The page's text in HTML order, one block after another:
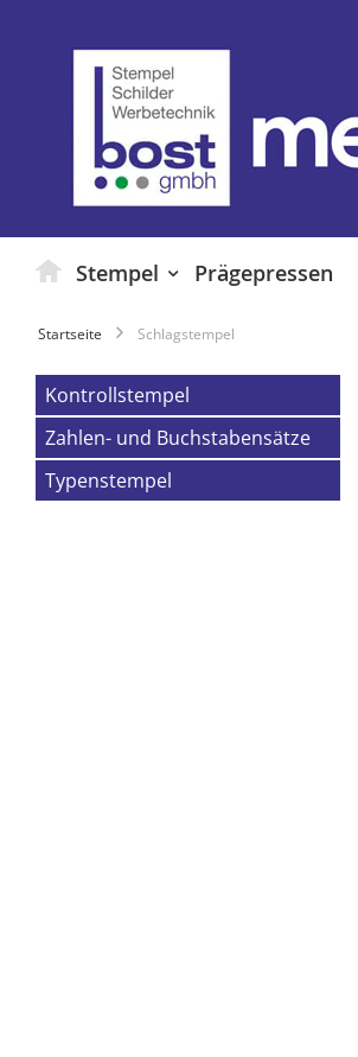
Stempel Prägepressen
Startseite Schlagstempel
Kontrollstempel
Zahlen- und Buchstabensätze
Typenstempel